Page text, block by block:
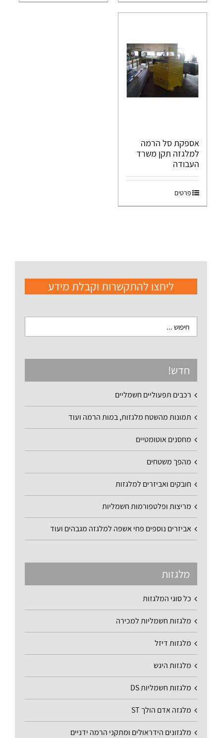
אספקת סל הרמה
למלגזה תקן משרד
העבודה
פרטים
ליחצו להתקשרות וקבלת מידע
חדש!
רכבים תפעוליים חשמליים
תמונות מהשטח מלגזות, במות הרמה ועוד
מחסנים אוטומטיים
מהפך משטחים
חובקים ואביזרים למלגזות
מריצות ופלטפורמות חשמליות
אביזרים נוספים פחי אשפה למלגזה מגבהים ועוד
מלגזות
כל סוגי המלגזות
מלגזות חשמליות למכירה
מלגזות דיזל
מלגזות היגש
מלגזות חשמליות DS
מלגזה אדם הולך ST
מלגזונים הידראולים ומתקני הרמה ידניים